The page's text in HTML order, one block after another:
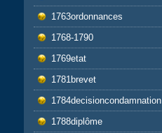
1763ordonnances
1768-1790
1769etat
1781brevet
1784decisioncondamnation
1788diplôme